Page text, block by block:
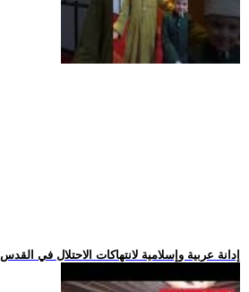
.. إدانة عربية وإسلامية لانتهاكات الاحتلال في القدس